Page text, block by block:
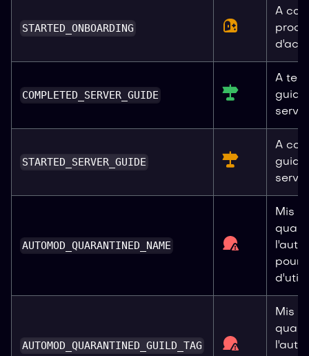
STARTED_ONBOARDING
A
COMPLETED_SERVER_GUIDE
A
guide
STARTED_SERVER_GUIDE
A
AUTOMOD_QUARANTINED_NAME
Mis
pour
AUTOMOD_QUARANTINED_GUILD_TAG
Mis